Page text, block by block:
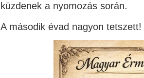
küzdenek a nyomozás során.
A második évad nagyon tetszett!